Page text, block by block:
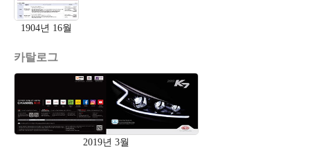
1904년 16월
카탈로그
2019년 3월